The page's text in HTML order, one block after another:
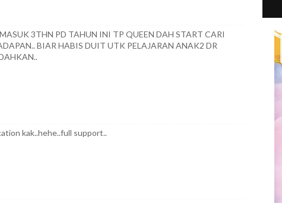
3THN PD TAHUN INI TP QUEEN DAH START CARI
BIAR HABIS DUIT UTK PELAJARAN ANAK2 DR
kak..hehe..full support..